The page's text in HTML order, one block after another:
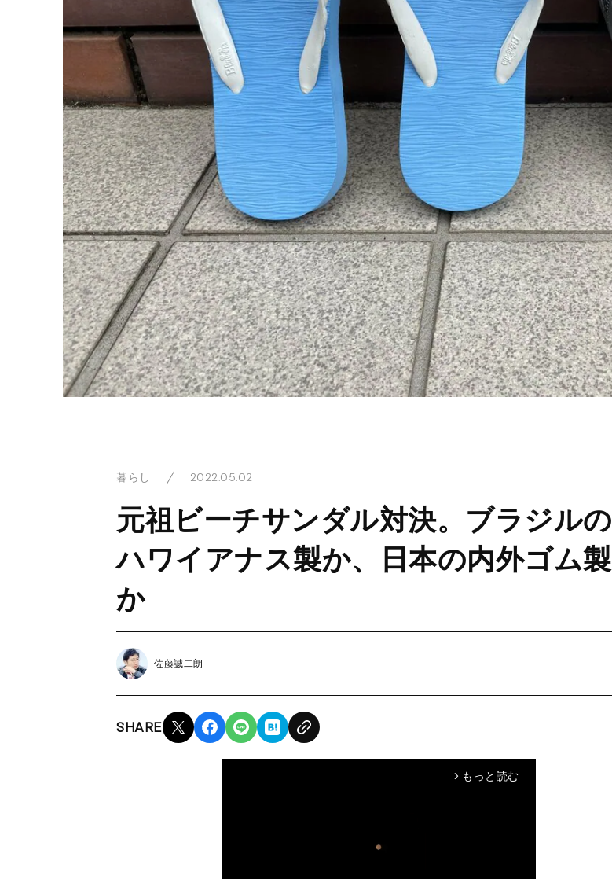
暮らし 2022.05.02
元祖ビーチサンダル対決。ブラジルの
ハワイアナス製か、日本の内外ゴム製
か
佐藤誠二朗
SHARE
arrow_forward_ios もっと読む